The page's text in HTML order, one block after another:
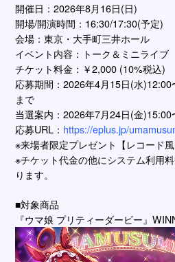
開催日：2026年8月16日(日)
開場/開演時間：16:30/17:30(予定)
会場：東京・大手町三井ホール
イベント内容：トーク＆ミニライブ
チケット料金：￥2,000 (10%税込)
応募期間：2026年4月15日(水
まで
当選案内：2026年7月24日(金)15:00
応募URL： https://eplus.jp/
※来場者限定プレゼント【レコード風
※チケット代金の他にシステム利用
ります。
■対象商品
『ウマ娘 プリティーダービー』